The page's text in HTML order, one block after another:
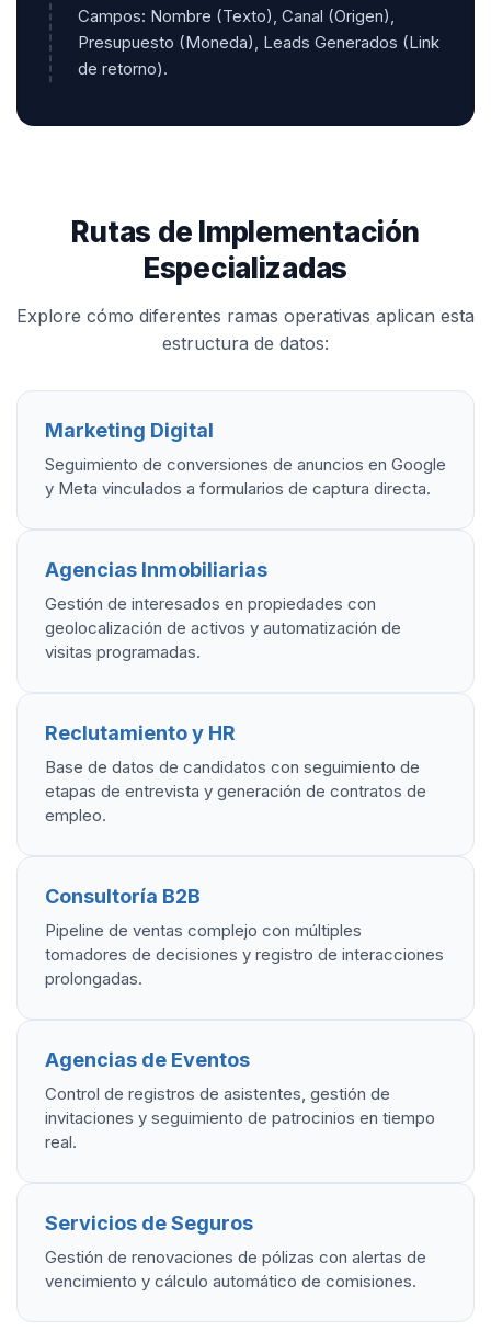
Campos: Nombre (Texto), Canal (Origen),
Presupuesto (Moneda), Leads Generados (Link
de retorno).
Rutas de Implementación
Especializadas
Explore cómo diferentes ramas operativas aplican esta
estructura de datos:
Marketing Digital
Seguimiento de conversiones de anuncios en Google
y Meta vinculados a formularios de captura directa.
Agencias Inmobiliarias
Gestión de interesados en propiedades con
geolocalización de activos y automatización de
visitas programadas.
Reclutamiento y HR
Base de datos de candidatos con seguimiento de
etapas de entrevista y generación de contratos de
empleo.
Consultoría B2B
Pipeline de ventas complejo con múltiples
tomadores de decisiones y registro de interacciones
prolongadas.
Agencias de Eventos
Control de registros de asistentes, gestión de
invitaciones y seguimiento de patrocinios en tiempo
real.
Servicios de Seguros
Gestión de renovaciones de pólizas con alertas de
vencimiento y cálculo automático de comisiones.